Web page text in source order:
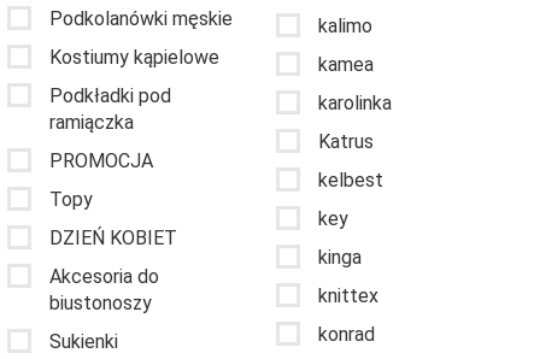
Podkolanówki męskie
Kostiumy kąpielowe
Podkładki pod
ramiączka
PROMOCJA
Topy
DZIEŃ KOBIET
Akcesoria do
biustonoszy
Sukienki
kalimo
kamea
karolinka
Katrus
kelbest
key
kinga
knittex
konrad